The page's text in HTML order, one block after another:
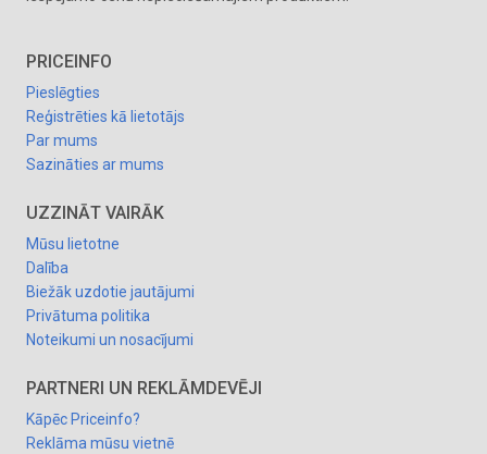
PRICEINFO
Pieslēgties
Reģistrēties kā lietotājs
Par mums
Sazināties ar mums
UZZINĀT VAIRĀK
Mūsu lietotne
Dalība
Biežāk uzdotie jautājumi
Privātuma politika
Noteikumi un nosacījumi
PARTNERI UN REKLĀMDEVĒJI
Kāpēc Priceinfo?
Reklāma mūsu vietnē